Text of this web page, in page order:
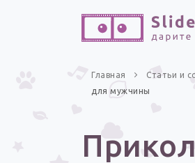
Главная Статьи и
для мужчины